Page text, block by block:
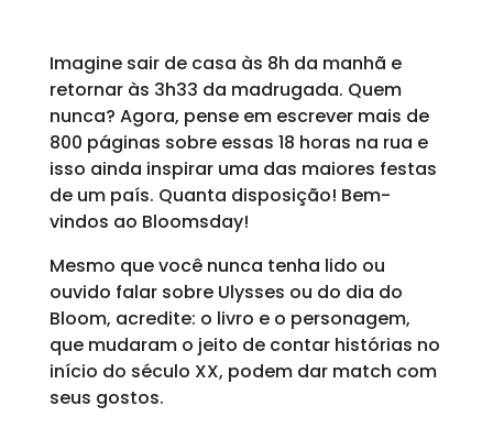
Imagine sair de casa às 8h da manhã e
retornar às 3h33 da madrugada. Quem
nunca? Agora, pense em escrever mais de
800 páginas sobre essas 18 horas na rua e
isso ainda inspirar uma das maiores festas
de um país. Quanta disposição! Bem-
vindos ao Bloomsday!
Mesmo que você nunca tenha lido ou
ouvido falar sobre Ulysses ou do dia do
Bloom, acredite: o livro e o personagem,
que mudaram o jeito de contar histórias no
início do século XX, podem dar match com
seus gostos.